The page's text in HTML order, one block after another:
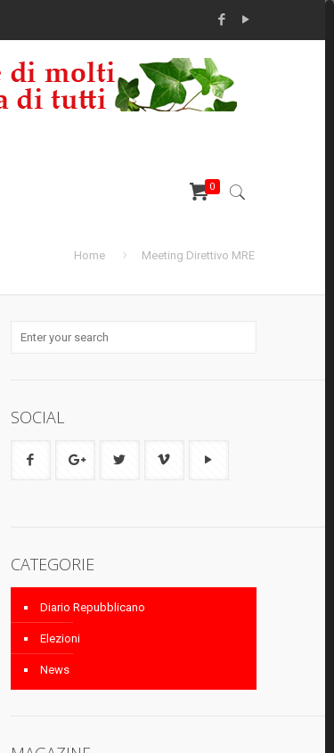
0
Home Meeting Direttivo MRE
SOCIAL
CATEGORIE
Diario Repubblicano
Elezioni
News